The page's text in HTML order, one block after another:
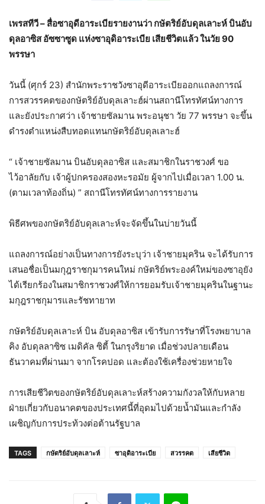
เพรสทีวี – สื่อซาอุดีอาระเบียรายงานว่า กษัตริย์อับดุลเลาะห์ บินอับ
ดุลอาซิส อัซซาซูด แห่งซาอุดิอาระเบีย เสียชีวิตแล้ว ในวัย 90
พรรษา
วันนี้ (ศุกร์ 23) สำนักพระราชวังซาอุดีอาระเบียออกแถลงการณ์
การสวรรคตของกษัตริย์อับดุลเลาะฮ์ผ่านสถานีโทรทัศน์ทางการ
และยังประกาศว่า เจ้าชายซัลมาน พระอนุชา วัย 77 พรรษา จะขึ้น
ดำรงตำแหน่งสืบทอดแทนกษัตริย์อับดุลเลาะฮ์
“ เจ้าชายซัลมาน บินอับดุลอาซิส และสมาชิกในราชวงศ์ ขอ
ไว้อาลัยกับ เจ้าผู้ปกครองสองหะรอมัย ผู้จากไปเมื่อเวลา 1.00 น.
(ตามเวลาท้องถิ่น) ” สถานีโทรทัศน์ทางการรายงาน
พิธีศพของกษัตริย์อับดุลเลาะห์จะจัดขึ้นในบ่ายวันนี้
แถลงการณ์อย่างเป็นทางการยังระบุว่า เจ้าชายมุคริน จะได้รับการ
เสนอชื่อเป็นมกุฎราชกุมารคนใหม่ กษัตริย์พระองค์ใหม่ของซาอุยัง
ได้เรียกร้องในสมาชิกราชวงศ์ให้การยอมรับเจ้าชายมุครินในฐานะ
มกุฎราชกุมารและรัชทายาท
กษัตริย์อับดุลเลาะห์ บิน อับดุลอาซิส เข้ารับการรัษาที่โรงพยาบาล
คิง อับดุลลาซิซ เมดิคัล ซิตี้ ในกรุงริยาด เมื่อช่วงปลายเดือน
ธันวาคมที่ผ่านมา จากโรคปอด และต้องใช้เครื่องช่วยหายใจ
การเสียชีวิตของกษัตริย์อับดุลเลาะห์สร้างความกังวลให้กับหลาย
ฝ่ายเกี่ยวกับอนาคตของประเทศนี้ที่อุดมไปด้วยน้ำมันและกำลัง
เผชิญกับการประท้วงต่อต้านรัฐบาล
TAGS กษัตริย์อับดุลเลาะห์ ซาอุดิอาระเบีย สวรรคต เสียชีวิต